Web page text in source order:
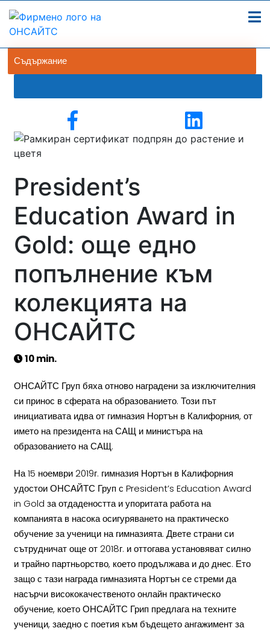
Съдържание
President’s
Education Award in
Gold: още едно
попълнение към
колекцията на
ОНСАЙТС
10 min.
ОНСАЙТС Груп бяха отново наградени за изключителния
си принос в сферата на образованието. Този път
инициативата идва от гимназия Нортън в Калифорния, от
името на президента на САЩ и министъра на
образованието на САЩ.
На 15 ноември 2019г. гимназия Нортън в Калифорния
удостои ОНСАЙТС Груп с President’s Education Award
in Gold за отдадеността и упоритата работа на
компанията в насока осигуряването на практическо
обучение за ученици на гимназията. Двете страни си
сътрудничат още от 2018г. и оттогава установяват силно
и трайно партньорство, което продължава и до днес. Ето
защо с тази награда гимназията Нортън се стреми да
насърчи висококачественото онлайн практическо
обучение, което ОНСАЙТС Грип предлага на техните
ученици, заедно с поетия към бъдещето ангажимент за